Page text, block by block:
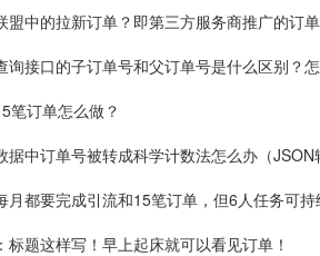
盟中的拉新订单？即第三方服务商推广的订
询接口的子订单号和父订单号是什么区别？
笔订单怎么做？
据中订单号被转成科学计数法怎么办（
月都要完成引流和15笔订单，但6人任务可
标题这样写！早上起床就可以看见订单！